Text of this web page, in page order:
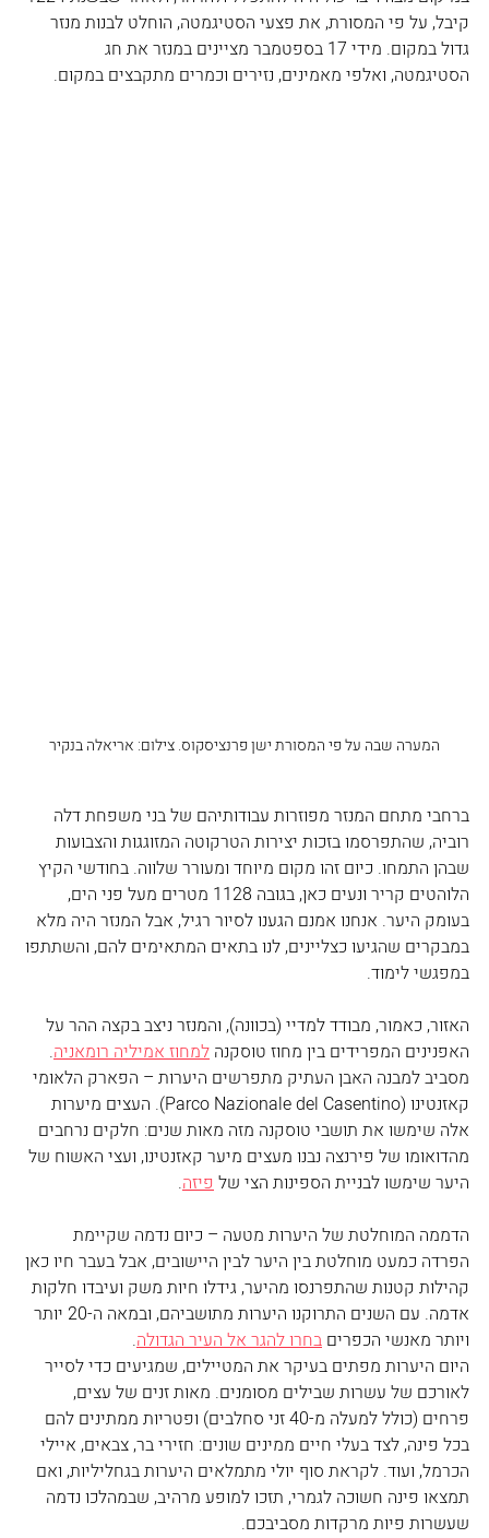
קיבל, על פי המסורת, את פצעי הסטיגמטה, הוחלט לבנות מנזר
גדול במקום. מידי 17 בספטמבר מציינים במנזר את חג
הסטיגמטה, ואלפי מאמינים, נזירים וכמרים מתקבצים במקום.
המערה שבה על פי המסורת ישן פרנציסקוס. צילום: אריאלה בנקיר
ברחבי מתחם המנזר מפוזרות עבודותיהם של בני משפחת דלה
רוביה, שהתפרסמו בזכות יצירות הטרקוטה המזוגגות והצבועות
שבהן התמחו. כיום זהו מקום מיוחד ומעורר שלווה. בחודשי הקיץ
הלוהטים קריר ונעים כאן, בגובה 1128 מטרים מעל פני הים,
בעומק היער. אנחנו אמנם הגענו לסיור רגיל, אבל המנזר היה מלא
במבקרים שהגיעו כצליינים, לנו בתאים המתאימים להם, והשתתפו
במפגשי לימוד.
האזור, כאמור, מבודד למדיי (בכוונה), והמנזר ניצב בקצה ההר על
האפנינים המפרידים בין מחוז טוסקנה למחוז אמיליה רומאניה.
מסביב למבנה האבן העתיק מתפרשים היערות – הפארק הלאומי
קאזנטינו (Parco Nazionale del Casentino). העצים מיערות
אלה שימשו את תושבי טוסקנה מזה מאות שנים: חלקים נרחבים
מהדואומו של פירנצה נבנו מעצים מיער קאזנטינו, ועצי האשוח של
היער שימשו לבניית הספינות הצי של פיזה.
הדממה המוחלטת של היערות מטעה – כיום נדמה שקיימת
הפרדה כמעט מוחלטת בין היער לבין היישובים, אבל בעבר חיו כאן
קהילות קטנות שהתפרנסו מהיער, גידלו חיות משק ועיבדו חלקות
אדמה. עם השנים התרוקנו היערות מתושביהם, ובמאה ה-20 יותר
ויותר מאנשי הכפרים בחרו להגר אל העיר הגדולה.
היום היערות מפתים בעיקר את המטיילים, שמגיעים כדי לסייר
לאורכם של עשרות שבילים מסומנים. מאות זנים של עצים,
פרחים (כולל למעלה מ-40 זני סחלבים) ופטריות ממתינים להם
בכל פינה, לצד בעלי חיים ממינים שונים: חזירי בר, צבאים, איילי
הכרמל, ועוד. לקראת סוף יולי מתמלאים היערות בגחליליות, ואם
תמצאו פינה חשוכה לגמרי, תזכו למופע מרהיב, שבמהלכו נדמה
שעשרות פיות מרקדות מסביבכם.